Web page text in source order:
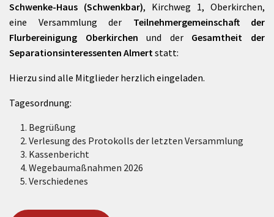
Schwenke-Haus (Schwenkbar), Kirchweg 1, Oberkirchen,
eine Versammlung der Teilnehmergemeinschaft der
Flurbereinigung Oberkirchen und der Gesamtheit der
Separationsinteressenten Almertstatt:
Hierzu sind alle Mitglieder herzlich eingeladen.
Tagesordnung:
Begrüßung
Verlesung des Protokolls der letzten Versammlung
Kassenbericht
Wegebaumaßnahmen 2026
Verschiedenes